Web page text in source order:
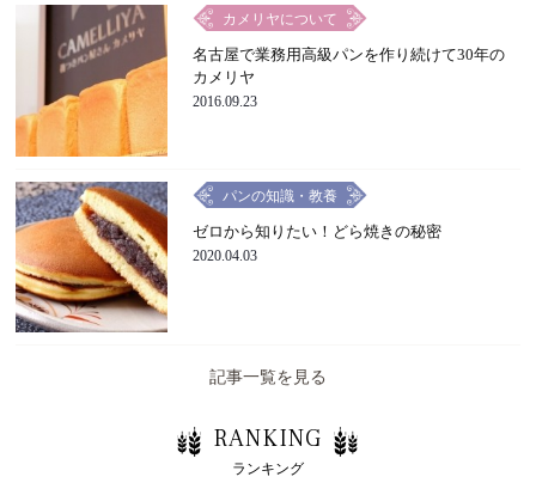
カメリヤについて
名古屋で業務用高級パンを作り続けて30年の
カメリヤ
2016.09.23
パンの知識・教養
ゼロから知りたい！どら焼きの秘密
2020.04.03
記事一覧を見る
RANKING
ランキング